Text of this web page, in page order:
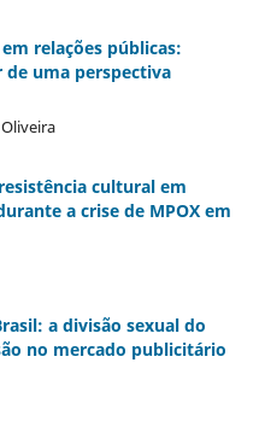
relações públicas:
uma perspectiva
cultural em
a crise de MPOX em
a divisão sexual do
no mercado publicitário